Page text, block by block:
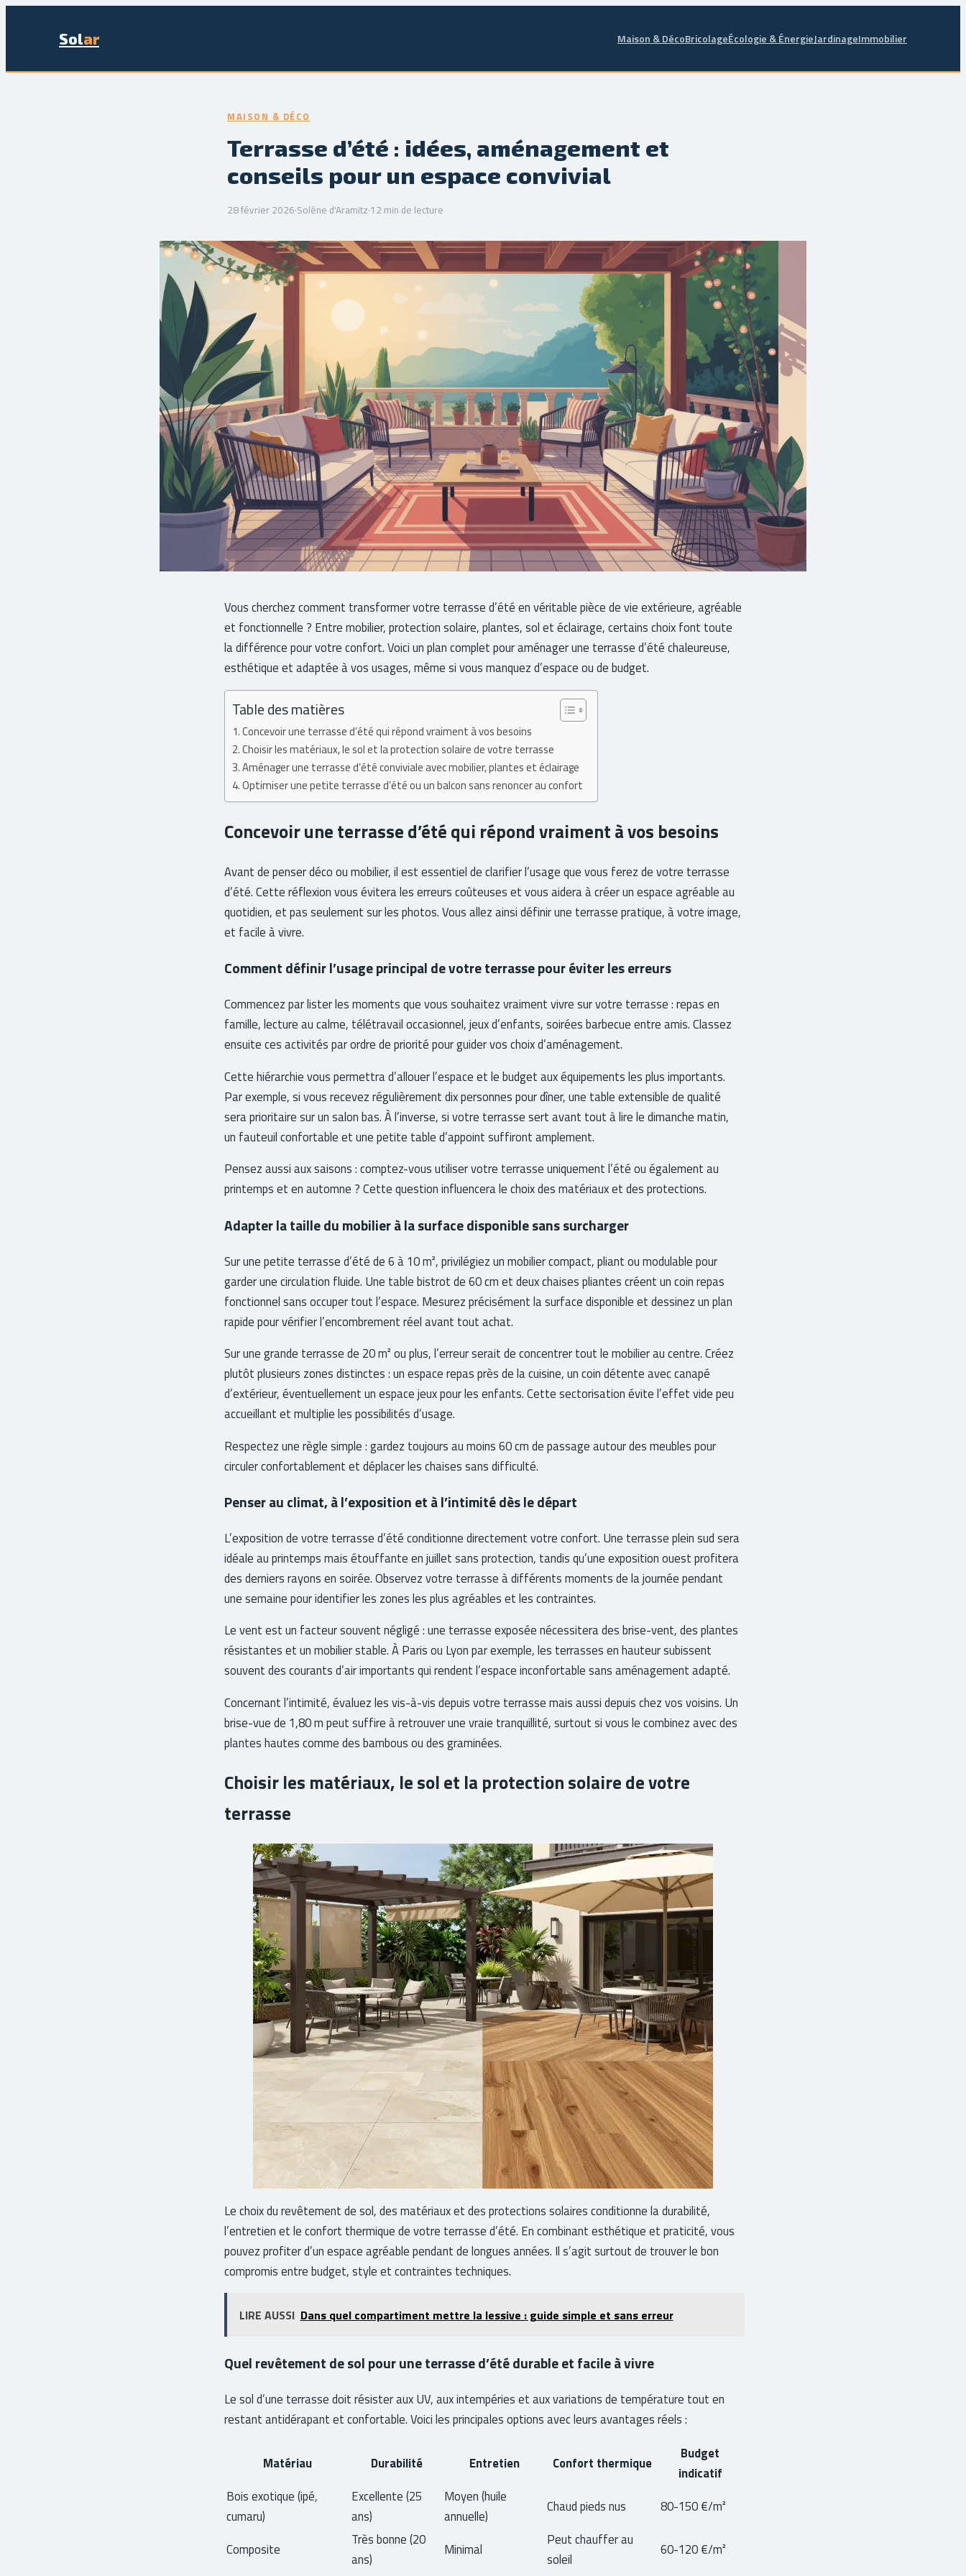
Solar Maison & DécoBricolageÉcologie & ÉnergieJardinageImmobilier
MAISON & DÉCO
Terrasse d’été : idées, aménagement et
conseils pour un espace convivial
28 février 2026·Solène d'Aramitz·12 min de lecture
Vous cherchez comment transformer votre terrasse d’été en véritable pièce de vie extérieure, agréable
et fonctionnelle ? Entre mobilier, protection solaire, plantes, sol et éclairage, certains choix font toute
la différence pour votre confort. Voici un plan complet pour aménager une terrasse d’été chaleureuse,
esthétique et adaptée à vos usages, même si vous manquez d’espace ou de budget.
Table des matières
Concevoir une terrasse d’été qui répond vraiment à vos besoins
Choisir les matériaux, le sol et la protection solaire de votre terrasse
Aménager une terrasse d’été conviviale avec mobilier, plantes et éclairage
Optimiser une petite terrasse d’été ou un balcon sans renoncer au confort
Concevoir une terrasse d’été qui répond vraiment à vos besoins
Avant de penser déco ou mobilier, il est essentiel de clarifier l’usage que vous ferez de votre terrasse
d’été. Cette réflexion vous évitera les erreurs coûteuses et vous aidera à créer un espace agréable au
quotidien, et pas seulement sur les photos. Vous allez ainsi définir une terrasse pratique, à votre image,
et facile à vivre.
Comment définir l’usage principal de votre terrasse pour éviter les erreurs
Commencez par lister les moments que vous souhaitez vraiment vivre sur votre terrasse : repas en
famille, lecture au calme, télétravail occasionnel, jeux d’enfants, soirées barbecue entre amis. Classez
ensuite ces activités par ordre de priorité pour guider vos choix d’aménagement.
Cette hiérarchie vous permettra d’allouer l’espace et le budget aux équipements les plus importants.
Par exemple, si vous recevez régulièrement dix personnes pour dîner, une table extensible de qualité
sera prioritaire sur un salon bas. À l’inverse, si votre terrasse sert avant tout à lire le dimanche matin,
un fauteuil confortable et une petite table d’appoint suffiront amplement.
Pensez aussi aux saisons : comptez-vous utiliser votre terrasse uniquement l’été ou également au
printemps et en automne ? Cette question influencera le choix des matériaux et des protections.
Adapter la taille du mobilier à la surface disponible sans surcharger
Sur une petite terrasse d’été de 6 à 10 m², privilégiez un mobilier compact, pliant ou modulable pour
garder une circulation fluide. Une table bistrot de 60 cm et deux chaises pliantes créent un coin repas
fonctionnel sans occuper tout l’espace. Mesurez précisément la surface disponible et dessinez un plan
rapide pour vérifier l’encombrement réel avant tout achat.
Sur une grande terrasse de 20 m² ou plus, l’erreur serait de concentrer tout le mobilier au centre. Créez
plutôt plusieurs zones distinctes : un espace repas près de la cuisine, un coin détente avec canapé
d’extérieur, éventuellement un espace jeux pour les enfants. Cette sectorisation évite l’effet vide peu
accueillant et multiplie les possibilités d’usage.
Respectez une règle simple : gardez toujours au moins 60 cm de passage autour des meubles pour
circuler confortablement et déplacer les chaises sans difficulté.
Penser au climat, à l’exposition et à l’intimité dès le départ
L’exposition de votre terrasse d’été conditionne directement votre confort. Une terrasse plein sud sera
idéale au printemps mais étouffante en juillet sans protection, tandis qu’une exposition ouest profitera
des derniers rayons en soirée. Observez votre terrasse à différents moments de la journée pendant
une semaine pour identifier les zones les plus agréables et les contraintes.
Le vent est un facteur souvent négligé : une terrasse exposée nécessitera des brise-vent, des plantes
résistantes et un mobilier stable. À Paris ou Lyon par exemple, les terrasses en hauteur subissent
souvent des courants d’air importants qui rendent l’espace inconfortable sans aménagement adapté.
Concernant l’intimité, évaluez les vis-à-vis depuis votre terrasse mais aussi depuis chez vos voisins. Un
brise-vue de 1,80 m peut suffire à retrouver une vraie tranquillité, surtout si vous le combinez avec des
plantes hautes comme des bambous ou des graminées.
Choisir les matériaux, le sol et la protection solaire de votre
terrasse
Le choix du revêtement de sol, des matériaux et des protections solaires conditionne la durabilité,
l’entretien et le confort thermique de votre terrasse d’été. En combinant esthétique et praticité, vous
pouvez profiter d’un espace agréable pendant de longues années. Il s’agit surtout de trouver le bon
compromis entre budget, style et contraintes techniques.
LIRE AUSSI Dans quel compartiment mettre la lessive : guide simple et sans erreur
Quel revêtement de sol pour une terrasse d’été durable et facile à vivre
Le sol d’une terrasse doit résister aux UV, aux intempéries et aux variations de température tout en
restant antidérapant et confortable. Voici les principales options avec leurs avantages réels :
Matériau Durabilité Entretien Confort thermique
Budget
indicatif
Bois exotique (ipé,
cumaru)
Excellente (25
ans)
Moyen (huile
annuelle)
Chaud pieds nus 80-150 €/m²
Composite
Très bonne (20
ans)
Minimal
Peut chauffer au
soleil
60-120 €/m²